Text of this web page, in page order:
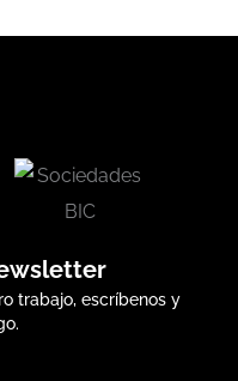
trabajo, escríbenos y